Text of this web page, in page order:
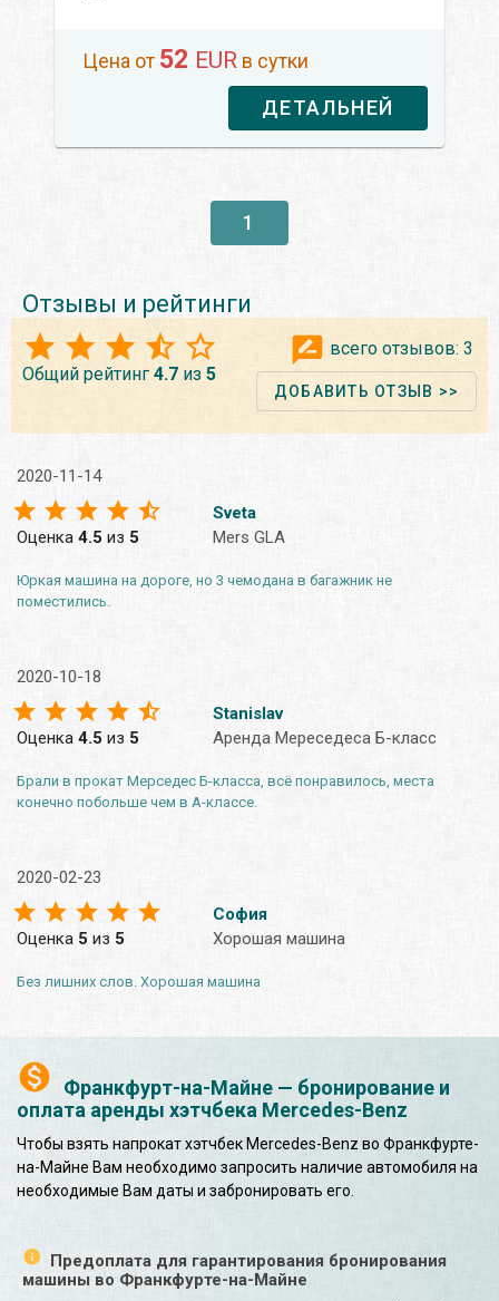
Франкфурт-на-Майне — бронирование и
оплата аренды хэтчбека Mercedes-Benz
Чтобы взять напрокат хэтчбек Mercedes-Benz во Франкфурте-
на-Майне Вам необходимо запросить наличие автомобиля на
необходимые Вам даты и забронировать его.
Предоплата для гарантирования бронирования
машины во Франкфурте-на-Майне
Цена от 52 EUR в сутки
ДЕТАЛЬНЕЙ
1
Отзывы и рейтинги
Общий рейтинг 4.7 из 5
всего отзывов: 3
ДОБАВИТЬ ОТЗЫВ >>
2020-11-14
Оценка 4.5 из 5
Sveta
Mers GLA
Юркая машина на дороге, но 3 чемодана в багажник не
поместились.
2020-10-18
Оценка 4.5 из 5
Stanislav
Аренда Мереседеса Б-класс
Брали в прокат Мерседес Б-класса, всё понравилось, места
конечно побольше чем в А-классе.
2020-02-23
Оценка 5 из 5
София
Хорошая машина
Без лишних слов. Хорошая машина